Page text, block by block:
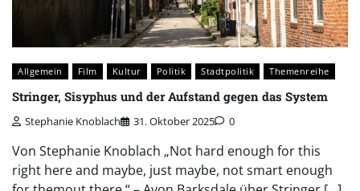
Allgemein Film Kultur Politik Stadtpolitik Themenreihe
Stringer, Sisyphus und der Aufstand gegen das System
Stephanie Knoblach 31. Oktober 2025 0
Von Stephanie Knoblach „Not hard enough for this
right here and maybe, just maybe, not smart enough